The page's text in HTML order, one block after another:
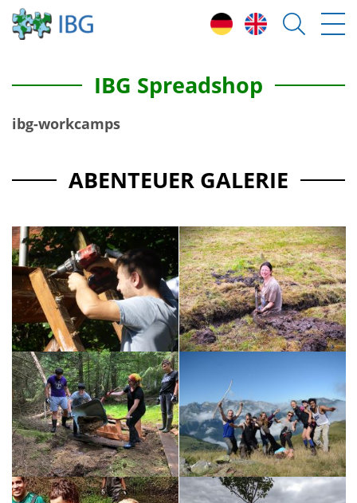
IBG Spreadshop
ibg-workcamps
ABENTEUER GALERIE